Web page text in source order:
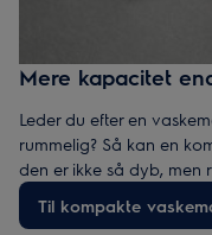
Mere kapacitet
Leder du efter en
rummelig? Så kan en
den er ikke så dyb, men
du vil have smart
Til kompakte